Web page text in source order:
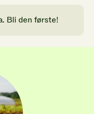
Bli den første!